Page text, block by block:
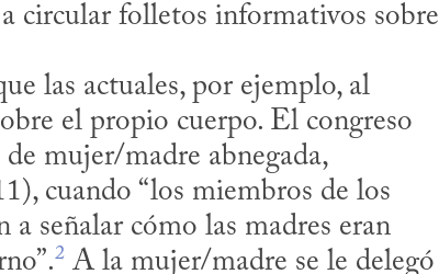
circular folletos informativos sobre
el propio cuerpo. El congreso
mujer/madre abnegada,
cuando “los miembros de los
señalar cómo las madres eran
2 A la mujer/madre se le delegó